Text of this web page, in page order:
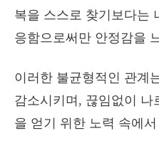
복을 스스로 찾기보다는
응함으로써만 안정감을
이러한 불균형적인 관계
감소시키며, 끊임없이
을 얻기 위한 노력 속에